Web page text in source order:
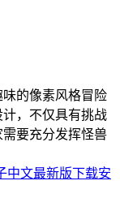
的像素风格冒险
，不仅具有挑战
要充分发挥怪兽